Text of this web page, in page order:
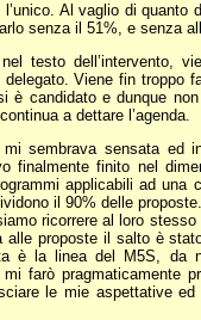
Al vaglio di
senza il 51%, e senza
testo dell’intervento,
delegato. Viene fin
è candidato e dunque
a dettare l’agenda.
sembrava sensata ed
finalmente finito nel
applicabili ad
il 90% delle proposte.
ricorrere al loro
alle proposte il salto è
è la linea del M5S, da
farò pragmaticamente
le mie aspettative